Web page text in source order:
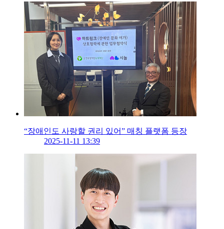
“장애인도 사랑할 권리 있어” 매칭 플랫폼 등장
2025-11-11 13:39